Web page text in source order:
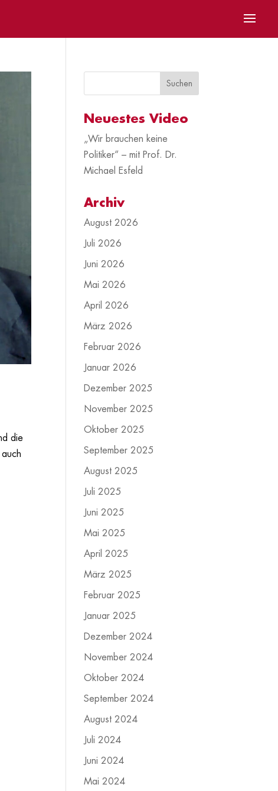
die
Neuestes Video
„Wir brauchen keine
Politiker“ – mit Prof. Dr.
Michael Esfeld
Archiv
August 2026
Juli 2026
Juni 2026
Mai 2026
April 2026
März 2026
Februar 2026
Januar 2026
Dezember 2025
November 2025
Oktober 2025
September 2025
August 2025
Juli 2025
Juni 2025
Mai 2025
April 2025
März 2025
Februar 2025
Januar 2025
Dezember 2024
November 2024
Oktober 2024
September 2024
August 2024
Juli 2024
Juni 2024
Mai 2024